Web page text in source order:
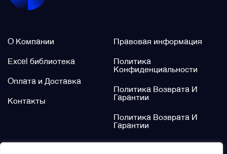
О Компании
Excel библиотека
Оплата и Доставка
Контакты
Правовая информация
Политика
Конфиденциальности
Политика Возврата И
Гарантии
Политика Возврата И
Гарантии